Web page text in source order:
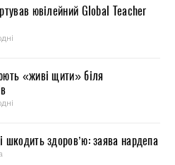
ювілейний Global Teacher
«живі щити» біля
шкодить здоров’ю: заява нардепа